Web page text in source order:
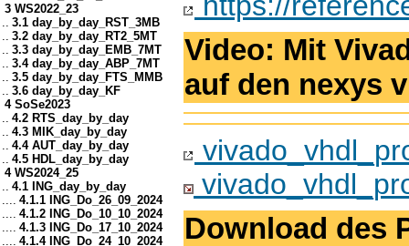
3 WS2022_23
.. 3.1 day_by_day_RST_3MB
.. 3.2 day_by_day_RT2_5MT
.. 3.3 day_by_day_EMB_7MT
.. 3.4 day_by_day_ABP_7MT
.. 3.5 day_by_day_FTS_MMB
.. 3.6 day_by_day_KF
4 SoSe2023
.. 4.2 RTS_day_by_day
.. 4.3 MIK_day_by_day
.. 4.4 AUT_day_by_day
.. 4.5 HDL_day_by_day
4 WS2024_25
.. 4.1 ING_day_by_day
.... 4.1.1 ING_Do_26_09_2024
.... 4.1.2 ING_Do_10_10_2024
.... 4.1.3 ING_Do_17_10_2024
.... 4.1.4 ING_Do_24_10_2024
Video: Mit
auf den nexys
Download des